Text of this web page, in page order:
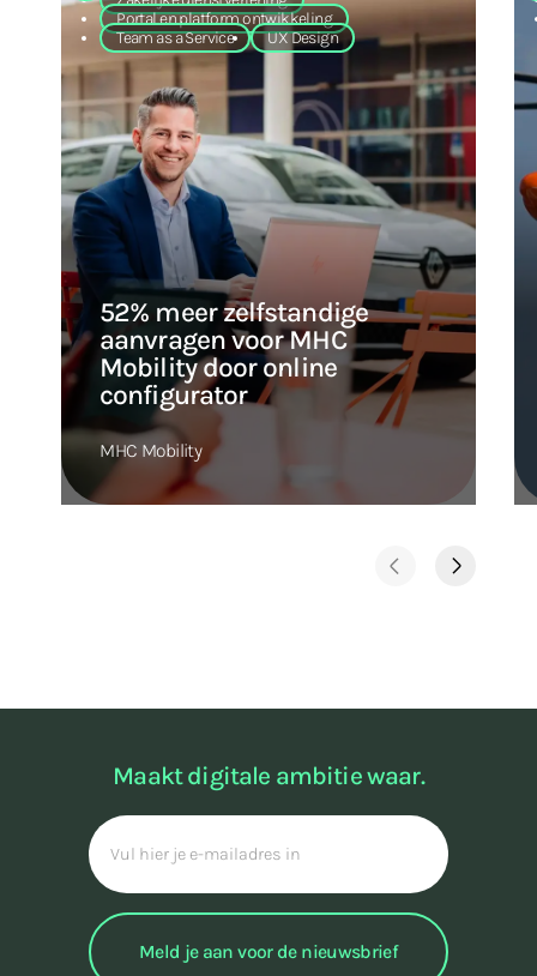
Portal en platform ontwikkeling
Team as a Service
UX Design
52% meer zelfstandige
aanvragen voor MHC
Mobility door online
configurator
MHC Mobility
Maakt digitale ambitie waar.